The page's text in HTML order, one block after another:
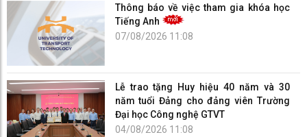
Thông báo về việc tham gia khóa học
Tiếng Anh
07/08/2026 11:08
Lễ trao tặng Huy hiệu 40 năm và 30
năm tuổi Đảng cho đảng viên Trường
Đại học Công nghệ GTVT
04/08/2026 11:08